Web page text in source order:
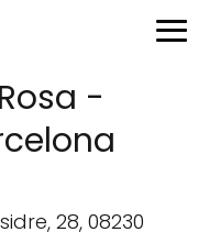
-
28, 08230